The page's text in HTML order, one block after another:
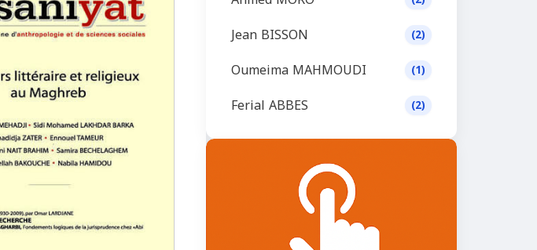
Jean BISSON (2)
Oumeima MAHMOUDI (1)
Ferial ABBES (2)